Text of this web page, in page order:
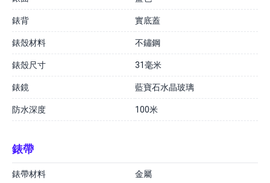
錶背 實底蓋
錶殼材料 不鏽鋼
錶殼尺寸 31毫米
錶鏡 藍寶石水晶玻璃
防水深度 100米
錶帶
錶帶材料 金屬